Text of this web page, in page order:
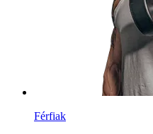
Férfiak